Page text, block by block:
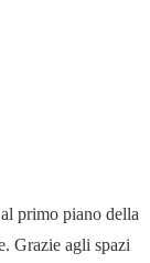
primo piano della
Grazie agli spazi